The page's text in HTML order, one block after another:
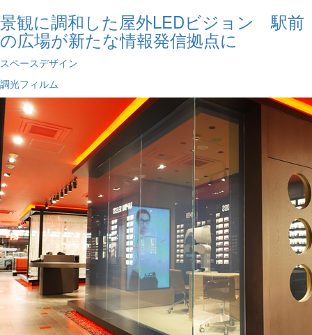
景観に調和した屋外LEDビジョン 駅前
の広場が新たな情報発信拠点に
スペースデザイン
調光フィルム